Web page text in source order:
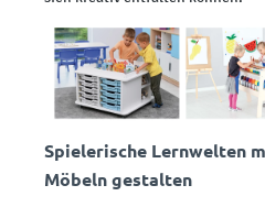
Spielerische Lernwelten
Möbeln gestalten